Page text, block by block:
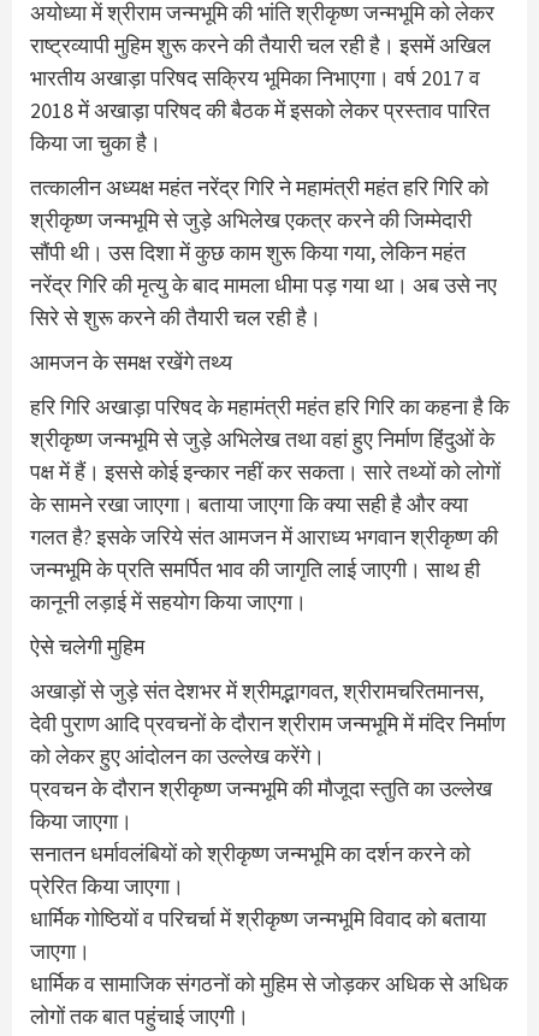
अयोध्या में श्रीराम जन्मभूमि की भांति श्रीकृष्ण जन्मभूमि को लेकर
राष्ट्रव्यापी मुहिम शुरू करने की तैयारी चल रही है। इसमें अखिल
भारतीय अखाड़ा परिषद सक्रिय भूमिका निभाएगा। वर्ष 2017 व
2018 में अखाड़ा परिषद की बैठक में इसको लेकर प्रस्ताव पारित
किया जा चुका है।
तत्कालीन अध्यक्ष महंत नरेंद्र गिरि ने महामंत्री महंत हरि गिरि को
श्रीकृष्ण जन्मभूमि से जुड़े अभिलेख एकत्र करने की जिम्मेदारी
सौंपी थी। उस दिशा में कुछ काम शुरू किया गया, लेकिन महंत
नरेंद्र गिरि की मृत्यु के बाद मामला धीमा पड़ गया था। अब उसे नए
सिरे से शुरू करने की तैयारी चल रही है।
आमजन के समक्ष रखेंगे तथ्य
हरि गिरि अखाड़ा परिषद के महामंत्री महंत हरि गिरि का कहना है कि
श्रीकृष्ण जन्मभूमि से जुड़े अभिलेख तथा वहां हुए निर्माण हिंदुओं के
पक्ष में हैं। इससे कोई इन्कार नहीं कर सकता। सारे तथ्यों को लोगों
के सामने रखा जाएगा। बताया जाएगा कि क्या सही है और क्या
गलत है? इसके जरिये संत आमजन में आराध्य भगवान श्रीकृष्ण की
जन्मभूमि के प्रति समर्पित भाव की जागृति लाई जाएगी। साथ ही
कानूनी लड़ाई में सहयोग किया जाएगा।
ऐसे चलेगी मुहिम
अखाड़ों से जुड़े संत देशभर में श्रीमद्भागवत, श्रीरामचरितमानस,
देवी पुराण आदि प्रवचनों के दौरान श्रीराम जन्मभूमि में मंदिर निर्माण
को लेकर हुए आंदोलन का उल्लेख करेंगे।
प्रवचन के दौरान श्रीकृष्ण जन्मभूमि की मौजूदा स्तुति का उल्लेख
किया जाएगा।
सनातन धर्मावलंबियों को श्रीकृष्ण जन्मभूमि का दर्शन करने को
प्रेरित किया जाएगा।
धार्मिक गोष्ठियों व परिचर्चा में श्रीकृष्ण जन्मभूमि विवाद को बताया
जाएगा।
धार्मिक व सामाजिक संगठनों को मुहिम से जोड़कर अधिक से अधिक
लोगों तक बात पहुंचाई जाएगी।